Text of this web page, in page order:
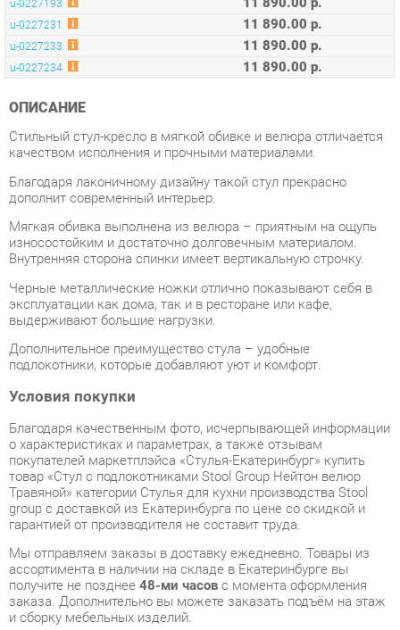
u-0227234 11 890.00 р.
ОПИСАНИЕ
Стильный стул-кресло в мягкой обивке и велюра отличается
дополнит современный интерьер.
Мягкая обивка выполнена из велюра – приятным на ощупь
износостойким и достаточно долговечным материалом.
Внутренняя сторона спинки имеет вертикальную строчку.
Черные металлические ножки отлично показывают себя в
эксплуатации как дома, так и в ресторане или кафе,
выдерживают большие нагрузки.
Дополнительное преимущество стула – удобные
подлокотники, которые добавляют уют и комфорт.
Условия покупки
Благодаря качественным фото, исчерпывающей информации
о характеристиках и параметрах, а также отзывам
товар «Стул с подлокотниками Stool Group Нейтон велюр
group с доставкой из Екатеринбурга по цене со скидкой и
гарантией от производителя не составит труда.
Мы отправляем заказы в доставку ежедневно. Товары из
ассортимента в наличии на складе в Екатеринбурге вы
получите не позднее48-ми часовс момента оформления
заказа. Дополнительно вы можете заказать подъём на этаж
Срок доставки в другие регионы, и для товаров, находящихся
на складах производителей, рассчитывается индивидуально.
Уточнить наличие, срок и стоимость доставки вы можете
через формуобратной связи.